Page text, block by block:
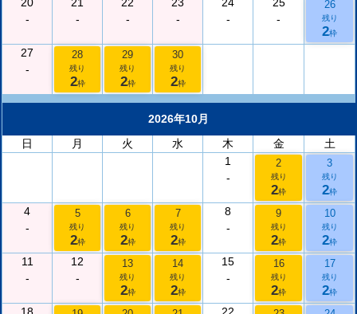
20
-
21
-
22
-
23
-
24
-
25
-
26
残り
2枠
27
-
28
残り
2枠
29
残り
2枠
30
残り
2枠
2026年10月
日
月 火 水 木 金
土
1
-
2
残り
2枠
3
残り
2枠
4
-
5
残り
2枠
6
残り
2枠
7
残り
2枠
8
-
9
残り
2枠
10
残り
2枠
11
-
12
-
13
残り
2枠
14
残り
2枠
15
-
16
残り
2枠
17
残り
2枠